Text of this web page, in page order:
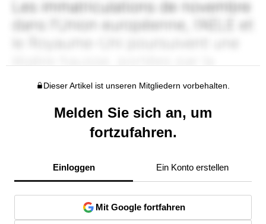
Dieser Artikel ist unseren Mitgliedern vorbehalten.
Melden Sie sich an, um
fortzufahren.
Einloggen Ein Konto erstellen
Mit Google fortfahren